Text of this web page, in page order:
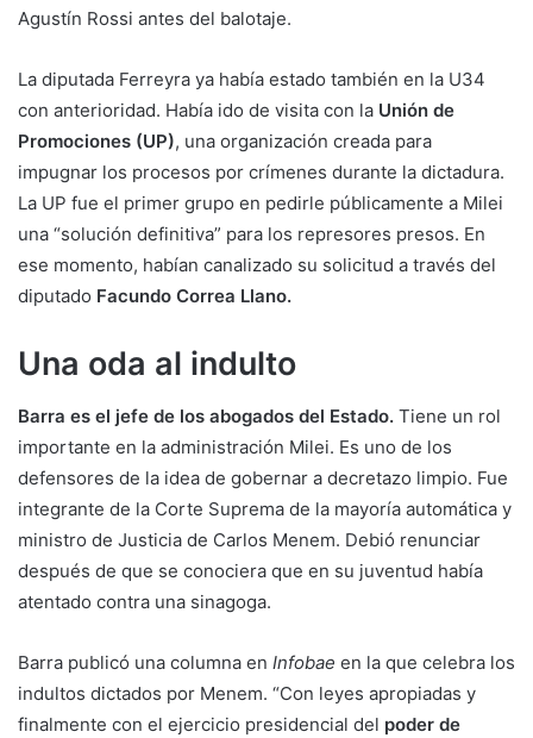
Agustín Rossi antes del balotaje.
La diputada Ferreyra ya había estado también en la U34
con anterioridad. Había ido de visita con la Unión de
Promociones (UP), una organización creada para
impugnar los procesos por crímenes durante la dictadura.
La UP fue el primer grupo en pedirle públicamente a Milei
una “solución definitiva” para los represores presos. En
ese momento, habían canalizado su solicitud a través del
diputado Facundo Correa Llano.
Una oda al indulto
Barra es el jefe de los abogados del Estado. Tiene un rol
importante en la administración Milei. Es uno de los
defensores de la idea de gobernar a decretazo limpio. Fue
integrante de la Corte Suprema de la mayoría automática y
ministro de Justicia de Carlos Menem. Debió renunciar
después de que se conociera que en su juventud había
atentado contra una sinagoga.
Barra publicó una columna en Infobae en la que celebra los
indultos dictados por Menem. “Con leyes apropiadas y
finalmente con el ejercicio presidencial del poder de